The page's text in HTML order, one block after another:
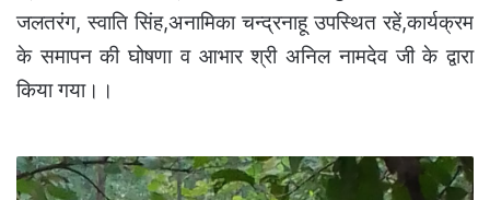
जलतरंग, स्वाति सिंह,अनामिका चन्द्रनाहू उपस्थित रहें,कार्यक्रम
के समापन की घोषणा व आभार श्री अनिल नामदेव जी के द्वारा
किया गया।।
BREKING
-